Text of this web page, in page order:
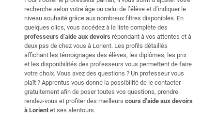
recherche selon votre âge ou celui de l’élève et d’indiquer le
niveau souhaité grâce aux nombreux filtres disponibles. En
quelques clics, vous accédez à la liste complète des
professeurs d’aide aux devoirs répondant à vos attentes et à
deux pas de chez vous à Lorient. Les profils détaillés
affichant les témoignages des élèves, les diplômes, les prix
et les disponibilités des professeurs vous permettent de faire
votre choix. Vous avez des questions ? Un professeur vous
plaît ? Apprentus vous donne la possibilité de le contacter
gratuitement afin de poser toutes vos questions, prendre
rendez-vous et profiter des meilleurs cours d’aide aux devoirs
à Lorient et ses alentours.